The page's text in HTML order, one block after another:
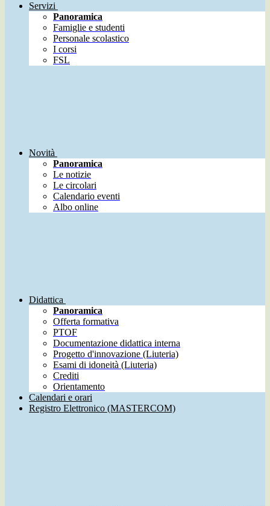
Servizi
Panoramica
Famiglie e studenti
Personale scolastico
I corsi
FSL
Novità
Panoramica
Le notizie
Le circolari
Calendario eventi
Albo online
Didattica
Panoramica
Offerta formativa
PTOF
Documentazione didattica interna
Progetto d'innovazione (Liuteria)
Esami di idoneità (Liuteria)
Crediti
Orientamento
Calendari e orari
Registro Elettronico (MASTERCOM)